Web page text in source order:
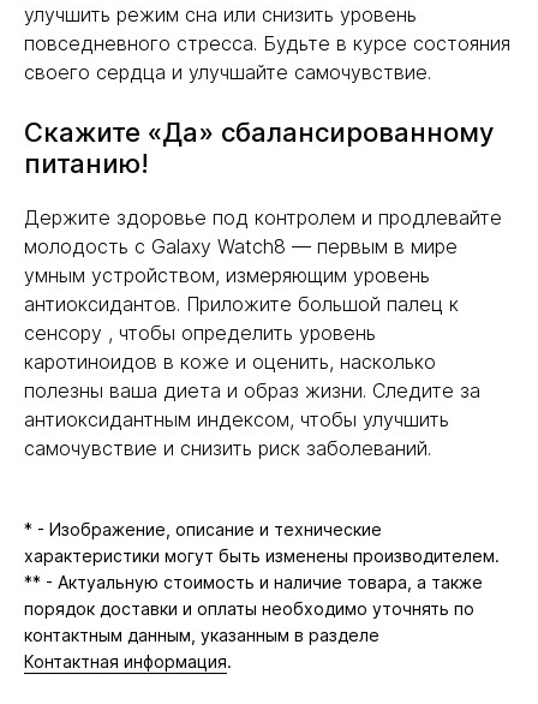
улучшить режим сна или снизить уровень
повседневного стресса. Будьте в курсе состояния
своего сердца и улучшайте самочувствие.
Скажите «Да» сбалансированному
питанию!
Держите здоровье под контролем и продлевайте
молодость с Galaxy Watch8 — первым в мире
умным устройством, измеряющим уровень
антиоксидантов. Приложите большой палец к
сенсору , чтобы определить уровень
каротиноидов в коже и оценить, насколько
полезны ваша диета и образ жизни. Следите за
антиоксидантным индексом, чтобы улучшить
самочувствие и снизить риск заболеваний.
* - Изображение, описание и технические
характеристики могут быть изменены производителем.
** - Актуальную стоимость и наличие товара, а также
порядок доставки и оплаты необходимо уточнять по
контактным данным, указанным в разделе
Контактная информация.